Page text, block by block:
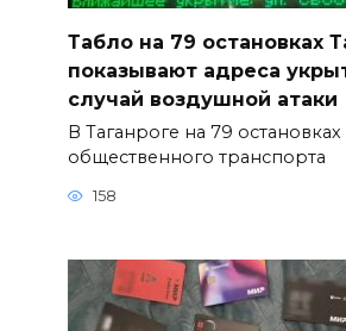
Табло на 79 остановках
показывают адреса
случай воздушной атаки
В Таганроге на 79 остановках
общественного транспорта
158